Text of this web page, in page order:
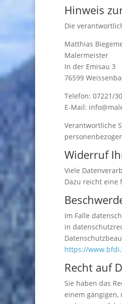
Hinweis
Die
Matthias
Malermeister
In der Emisau 3
76599
Telefon: 07221/
E-Mail:
Verantwortliche
Widerruf
Viele
Dazu reicht
Im Falle
in
https://
Recht auf
Sie haben das
einem